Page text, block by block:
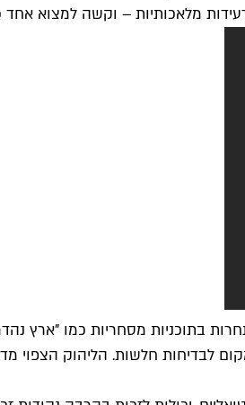
מלאכותיות – וקשה למצוא אחד
בתוכניות מסחריות כמו "ארץ
לבדיחות חלשות. הליהוק הצפוי